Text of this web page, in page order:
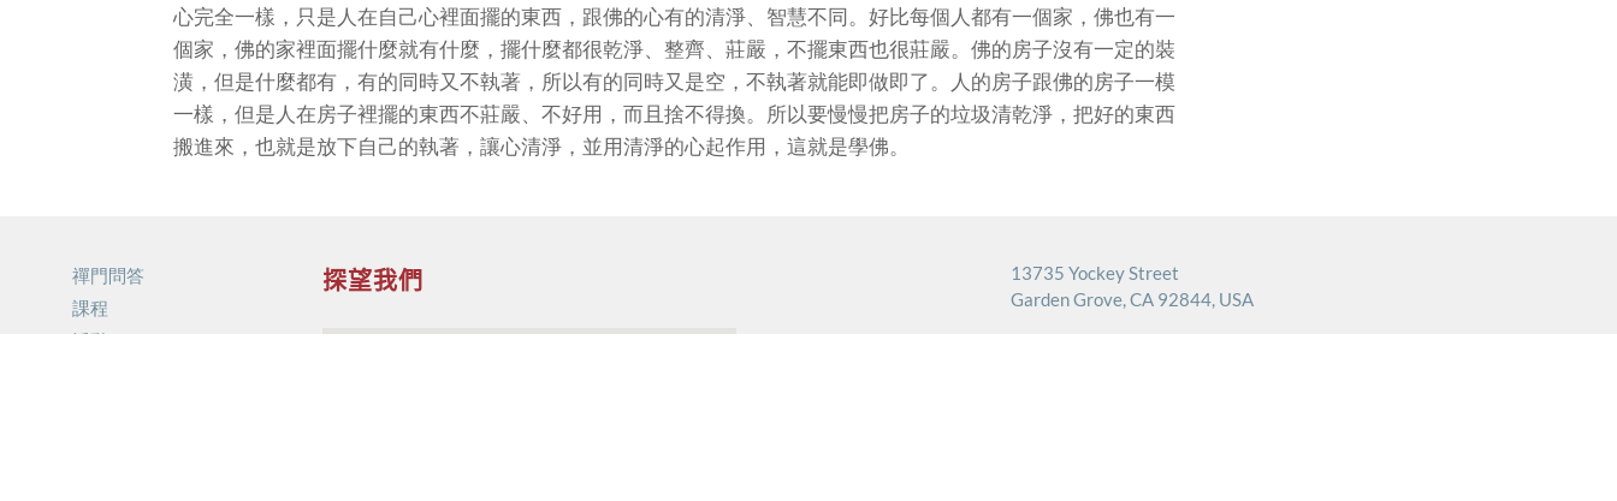
心完全一樣，只是人在自己心裡面擺的東西，跟佛的心有的清淨、智慧不同。好比每個人都有一個家，佛也有一
個家，佛的家裡面擺什麼就有什麼，擺什麼都很乾淨、整齊、莊嚴，不擺東西也很莊嚴。佛的房子沒有一定的裝
潢，但是什麼都有，有的同時又不執著，所以有的同時又是空，不執著就能即做即了。人的房子跟佛的房子一模
一樣，但是人在房子裡擺的東西不莊嚴、不好用，而且捨不得換。所以要慢慢把房子的垃圾清乾淨，把好的東西
搬進來，也就是放下自己的執著，讓心清淨，並用清淨的心起作用，這就是學佛。
禪門問答
課程
活動
探望我們
13735 Yockey Street
Garden Grove, CA 92844, USA